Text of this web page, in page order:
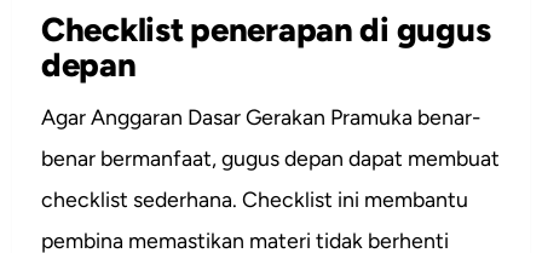
Checklist penerapan di gugus
depan
Agar Anggaran Dasar Gerakan Pramuka benar-
benar bermanfaat, gugus depan dapat membuat
checklist sederhana. Checklist ini membantu
pembina memastikan materi tidak berhenti